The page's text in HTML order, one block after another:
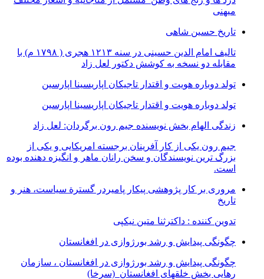
میهنی
تاریخ حسین شاهی
تالیف امام الدین حسینی در سنه ۱۲۱۳ هجری ( ۱۷۹۸ م) با
مقابله دو نسخه به کوشش دکتور لعل زاد
تولد دوباره هویت و اقتدار تاجیکان اپاریسینا اپارسین
تولد دوباره هویت و اقتدار تاجیکان اپاریسینا اپارسین
زندگی الهام بخش نویسنده جیم رون برگردان: لعل زاد
جیم رون یکی از کار آفرینان برجسته امریکایی و یکی از
بزرگ ترین نویسندگان و سخن رانان ماهر و انگیزه دهنده بوده
است.
مروری بر کار پژوهشی پیکار پامیردر گسترة سیاست، هنر و
تاریخ
تدوین کننده : داکترثنا متین نیکپی
چگونگی پیدایش و رشد بورژوازی در افغانستان
چگونگی پیدایش و رشد بورژوازی در افغانستان ، سازمان
رهایی بخش خلقهای افغانستان (سرخا)